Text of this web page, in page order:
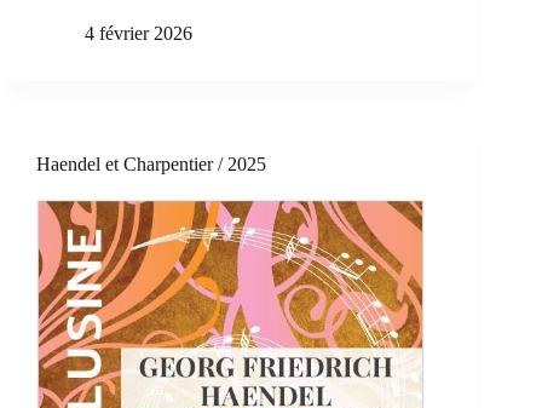
4 février 2026
Haendel et Charpentier / 2025